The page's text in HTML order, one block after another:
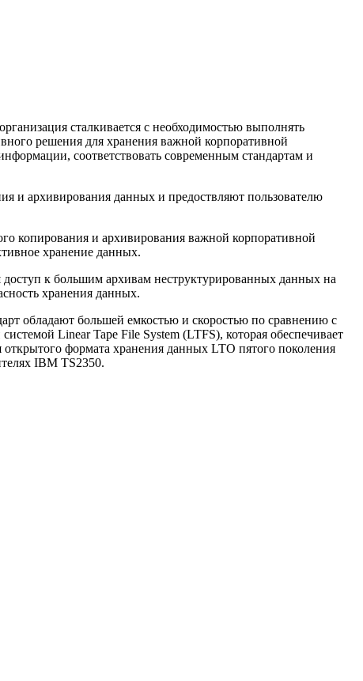
сталкивается с необходимостью выполнять
решения для хранения важной корпоративной
соответствовать современным стандартам и
и архивирования данных и предоствляют пользователю
копирования и архивирования важной корпоративной
хранение данных.
к большим архивам неструктурированных данных на
хранения данных.
обладают большей емкостью и скоростью по сравнению с
Linear Tape File System (LTFS), которая обеспечивает
формата хранения данных LTO пятого поколения
IBM TS2350.